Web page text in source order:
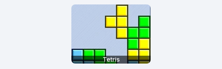
Tetris